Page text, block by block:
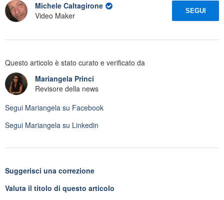
Michele Caltagirone
Video Maker
SEGUI
Questo articolo è stato curato e verificato da
Mariangela Princi
Revisore della news
Segui Mariangela su Facebook
Segui Mariangela su Linkedin
Suggerisci una correzione
Valuta il titolo di questo articolo